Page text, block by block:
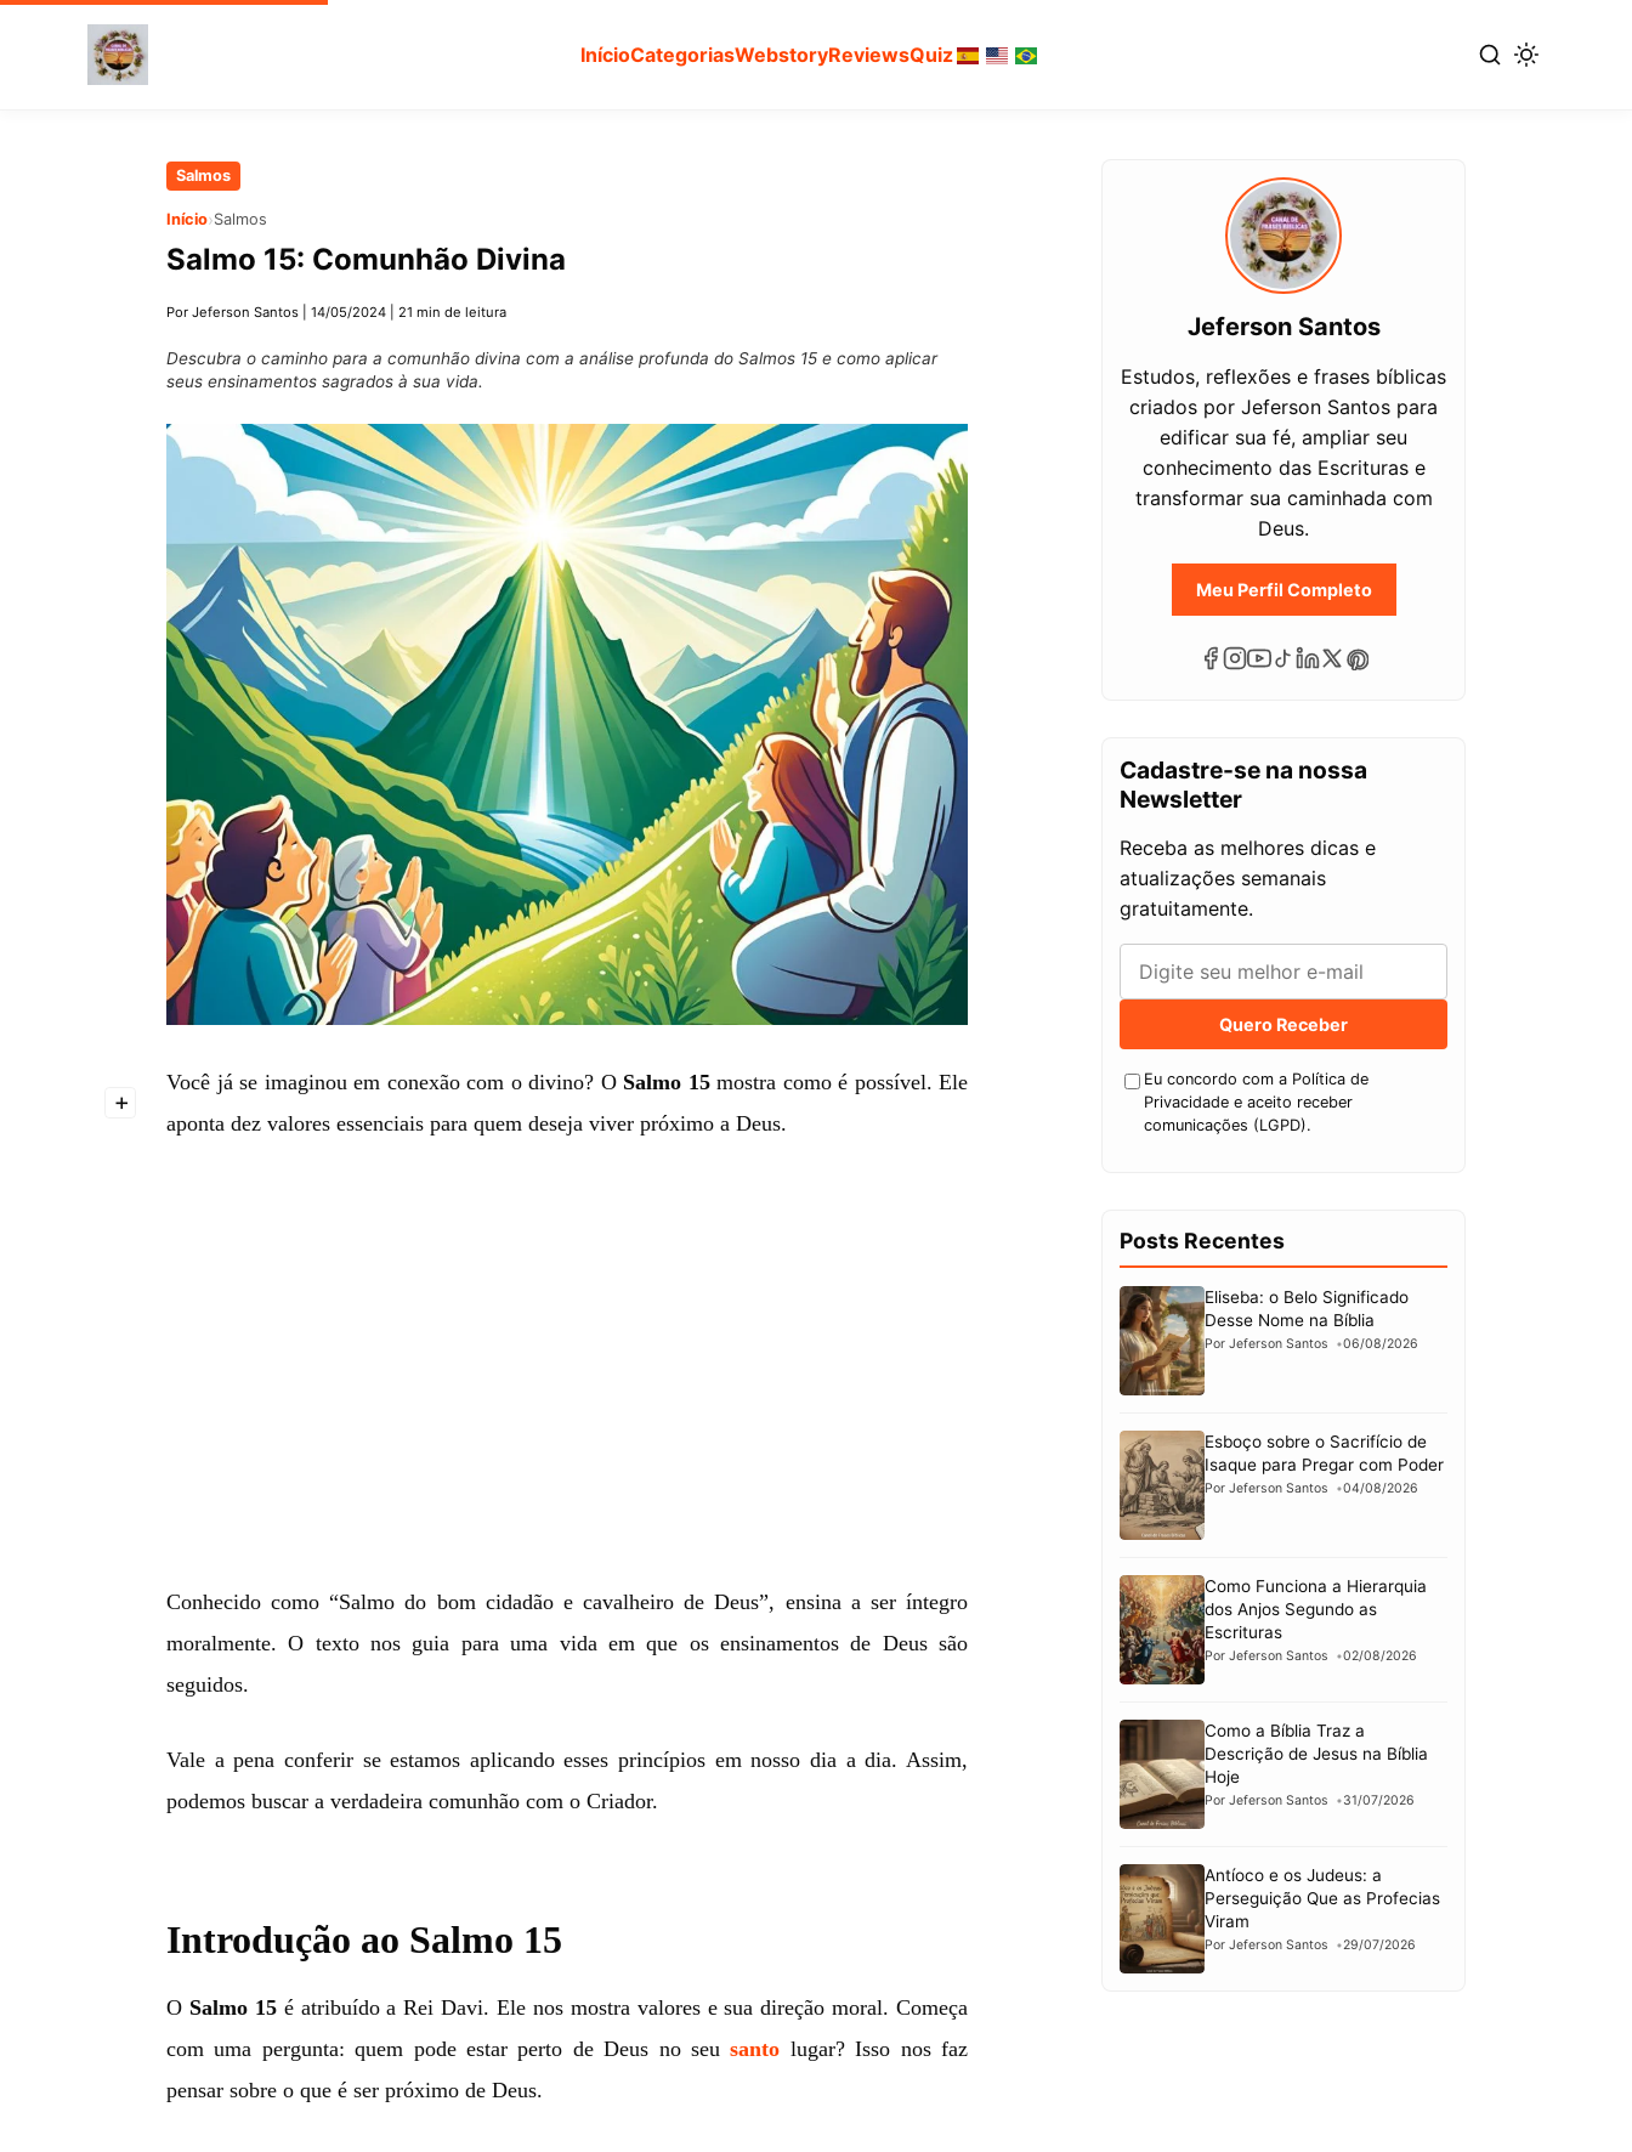
InícioCategoriasWebstoryReviewsQuiz
Salmos
Início›Salmos
Salmo 15: Comunhão Divina
Por Jeferson Santos 14/05/2024 21 min de leitura
Descubra o caminho para a comunhão divina com a análise profunda do Salmos 15 e como aplicar
seus ensinamentos sagrados à sua vida.
+
Você já se imaginou em conexão com o divino? O Salmo 15mostra como é possível. Ele
aponta dez valores essenciais para quem deseja viver próximo a Deus.
Conhecido como “Salmo do bom cidadão e cavalheiro de Deus”, ensina a ser íntegro
moralmente. O texto nos guia para uma vida em que os ensinamentos de Deus são
seguidos.
Vale a pena conferir se estamos aplicando esses princípios em nosso dia a dia. Assim,
podemos buscar a verdadeira comunhão com o Criador.
Introdução ao Salmo 15
O Salmo 15é atribuído a Rei Davi. Ele nos mostra valores e sua direção moral. Começa
com uma pergunta: quem pode estar perto de Deus no seusanto lugar? Isso nos faz
pensar sobre o que é ser próximo de Deus.
Jeferson Santos
Estudos, reflexões e frases bíblicas
criados por Jeferson Santos para
edificar sua fé, ampliar seu
conhecimento das Escrituras e
transformar sua caminhada com
Deus.
Meu Perfil Completo
Cadastre-se na nossa
Newsletter
Receba as melhores dicas e
atualizações semanais
gratuitamente.
Quero Receber
Eu concordo com a Política de
Privacidade e aceito receber
comunicações (LGPD).
Posts Recentes
Eliseba: o Belo Significado
Desse Nome na Bíblia
Por Jeferson Santos 06/08/2026
Esboço sobre o Sacrifício de
Isaque para Pregar com Poder
Por Jeferson Santos 04/08/2026
Como Funciona a Hierarquia
dos Anjos Segundo as
Escrituras
Por Jeferson Santos 02/08/2026
Como a Bíblia Traz a
Descrição de Jesus na Bíblia
Hoje
Por Jeferson Santos 31/07/2026
Antíoco e os Judeus: a
Perseguição Que as Profecias
Viram
Por Jeferson Santos 29/07/2026